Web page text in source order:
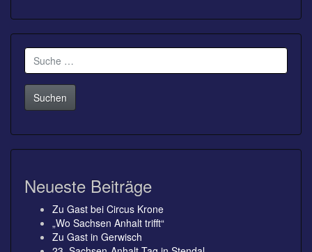
Suche
nach:
Neueste Beiträge
Zu Gast bei Circus Krone
„Wo Sachsen Anhalt trifft“
Zu Gast in Gerwisch